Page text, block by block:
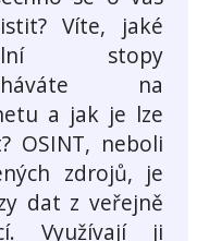
Víte, jaké
stopy
na
a jak je lze
OSINT, neboli
zdrojů, je
dat z veřejně
Využívají ji